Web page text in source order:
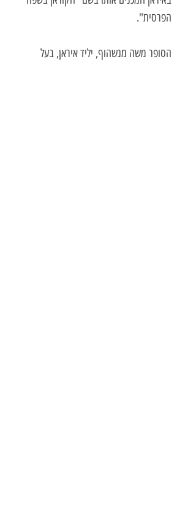
הפרסית".
הסופר משה מנשהוף, יליד איראן, בעל